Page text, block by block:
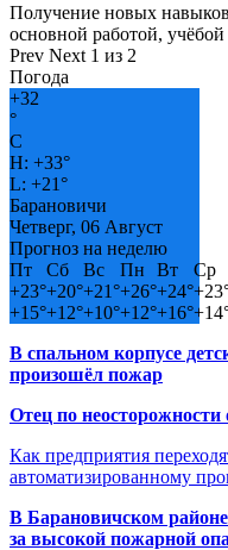
Получение новых
основной работой,
Prev Next 1 из 2
Погода
+32
°
C
H: +33°
L: +21°
Барановичи
Четверг, 06 Август
Прогноз на неделю
Пт
Сб Вс Пн Вт
Ср
+23°+20°+21°+26°+24°+
+15°+12°+10°+12°+16°+
В спальном корпусе
произошёл пожар
Отец по
Как предприятия
автоматизированному
В Барановичском
за высокой пожарной